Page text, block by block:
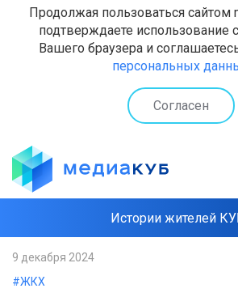
Продолжая пользоваться сайтом
подтверждаете использование
Вашего браузера и
персональных
Согласен
Истории жителей
9 декабря 2024
#ЖКХ